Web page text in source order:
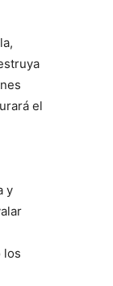
el
y
los